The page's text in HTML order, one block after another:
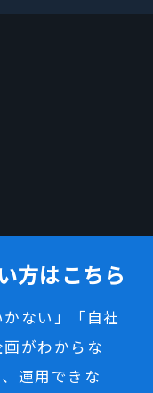
方はこちら
かない」「自社
がわからな
運用できな